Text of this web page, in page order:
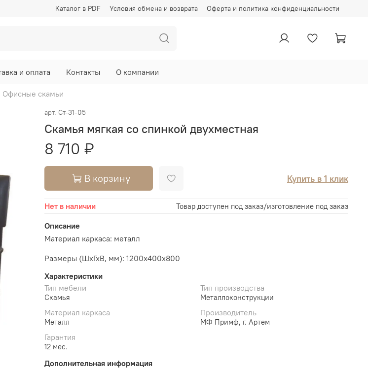
Каталог в PDF Условия обмена и возврата Оферта и политика конфиденциальности
и оплата Контакты О компании
Офисные скамьи
арт. Ст-31-05
Скамья мягкая со спинкой двухместная
8 710 ₽
В корзину Купить в 1 клик
Нет в наличии Товар доступен под заказ/изготовление под заказ
Описание
Материал каркаса: металл
Размеры (ШхГхВ, мм): 1200х400х800
Характеристики
Тип мебели
Скамья
Тип производства
Металлоконструкции
Материал каркаса
Металл
Производитель
МФ Примф, г. Артем
Гарантия
12 мес.
Дополнительная информация